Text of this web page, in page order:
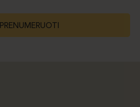
PRENUMERUOTI